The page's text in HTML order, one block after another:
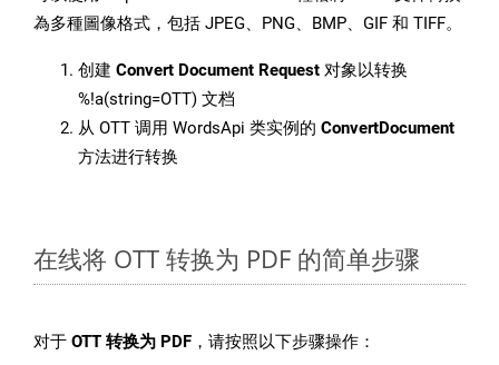
為多種圖像格式，包括 JPEG、PNG、BMP、GIF 和 TIFF。
创建 Convert Document Request 对象以转换
%!a(string=OTT) 文档
从 OTT 调用 WordsApi 类实例的 ConvertDocument
方法进行转换
在线将 OTT 转换为 PDF 的简单步骤
对于 OTT 转换为 PDF ，请按照以下步骤操作：